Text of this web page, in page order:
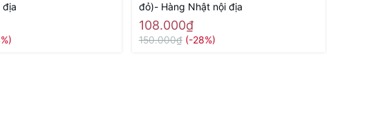
địa
đỏ)- Hàng Nhật nội địa
108.000₫
150.000₫ (-28%)